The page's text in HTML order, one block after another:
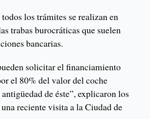
los trámites se realizan en
trabas burocráticas que suelen
bancarias.
solicitar el financiamiento
el 80% del valor del coche
de éste”, explicaron los
reciente visita a la Ciudad de